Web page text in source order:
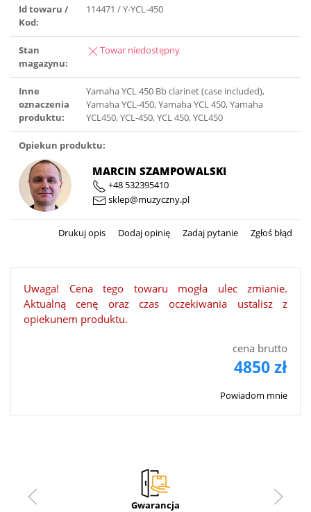
Id towaru /
Kod:
114471 / Y-YCL-450
Stan
magazynu:
Towar niedostępny
Inne
oznaczenia
produktu:
Yamaha YCL 450 Bb clarinet (case included),
Yamaha YCL-450, Yamaha YCL 450, Yamaha
YCL450, YCL-450, YCL 450, YCL450
Opiekun produktu:
MARCIN SZAMPOWALSKI
+48 532395410
sklep@muzyczny.pl
Drukuj opis Dodaj opinię Zadaj pytanie Zgłoś błąd
Uwaga! Cena tego towaru mogła ulec zmianie.
Aktualną cenę oraz czas oczekiwania ustalisz z
opiekunem produktu.
cena brutto
4850 zł
Powiadom mnie
Gwarancja